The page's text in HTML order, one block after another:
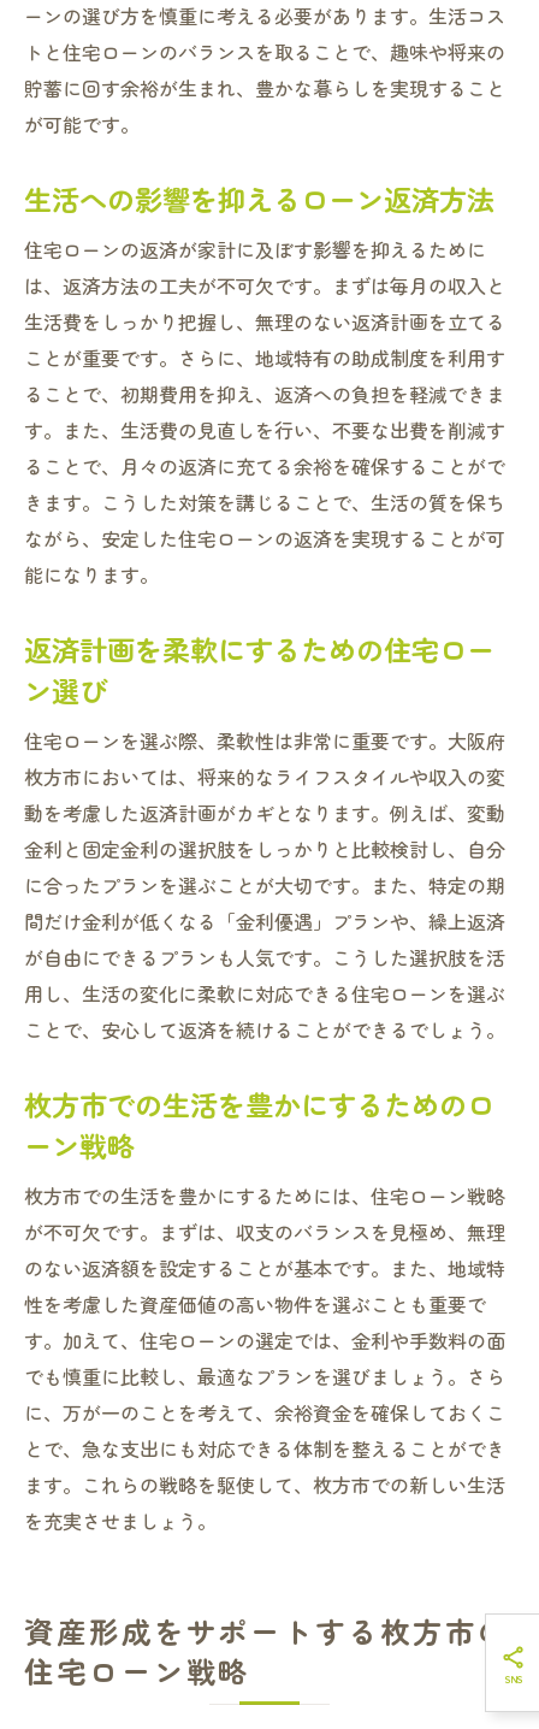
ーンの選び方を慎重に考える必要があります。生活コス
トと住宅ローンのバランスを取ることで、趣味や将来の
貯蓄に回す余裕が生まれ、豊かな暮らしを実現すること
が可能です。
生活への影響を抑えるローン返済方法
住宅ローンの返済が家計に及ぼす影響を抑えるために
は、返済方法の工夫が不可欠です。まずは毎月の収入と
生活費をしっかり把握し、無理のない返済計画を立てる
ことが重要です。さらに、地域特有の助成制度を利用す
ることで、初期費用を抑え、返済への負担を軽減できま
す。また、生活費の見直しを行い、不要な出費を削減す
ることで、月々の返済に充てる余裕を確保することがで
きます。こうした対策を講じることで、生活の質を保ち
ながら、安定した住宅ローンの返済を実現することが可
能になります。
返済計画を柔軟にするための住宅ロー
ン選び
住宅ローンを選ぶ際、柔軟性は非常に重要です。大阪府
枚方市においては、将来的なライフスタイルや収入の変
動を考慮した返済計画がカギとなります。例えば、変動
金利と固定金利の選択肢をしっかりと比較検討し、自分
に合ったプランを選ぶことが大切です。また、特定の期
間だけ金利が低くなる「金利優遇」プランや、繰上返済
が自由にできるプランも人気です。こうした選択肢を活
用し、生活の変化に柔軟に対応できる住宅ローンを選ぶ
ことで、安心して返済を続けることができるでしょう。
枚方市での生活を豊かにするためのロ
ーン戦略
枚方市での生活を豊かにするためには、住宅ローン戦略
が不可欠です。まずは、収支のバランスを見極め、無理
のない返済額を設定することが基本です。また、地域特
性を考慮した資産価値の高い物件を選ぶことも重要で
す。加えて、住宅ローンの選定では、金利や手数料の面
でも慎重に比較し、最適なプランを選びましょう。さら
に、万が一のことを考えて、余裕資金を確保しておくこ
とで、急な支出にも対応できる体制を整えることができ
ます。これらの戦略を駆使して、枚方市での新しい生活
を充実させましょう。
資産形成をサポートする枚方市の
住宅ローン戦略